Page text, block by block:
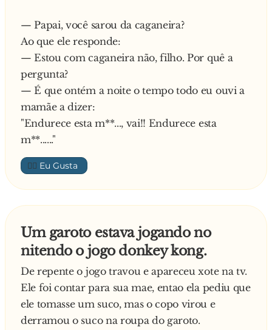
— Papai, você sarou da caganeira?
Ao que ele responde:
— Estou com caganeira não, filho. Por quê a
pergunta?
— É que ontém a noite o tempo todo eu ouvi a
mamãe a dizer:
"Endurece esta m**..., vai!! Endurece esta
m**......"
👍🏼
Um garoto estava jogando no
nitendo o jogo donkey kong.
De repente o jogo travou e apareceu xote na tv.
Ele foi contar para sua mae, entao ela pediu que
ele tomasse um suco, mas o copo virou e
derramou o suco na roupa do garoto.